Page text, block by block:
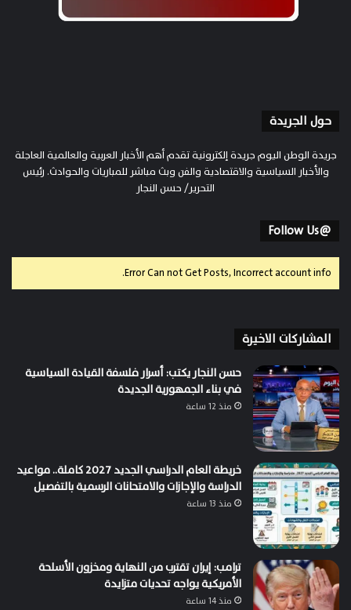
حول الجريدة
جريدة الوطن اليوم جريدة إلكترونية تقدم أهم الأخبار العربية والعالمية العاجلة
والأخبار السياسية والاقتصادية والفن وبث مباشر للمباريات والحوادث. رئيس
التحرير/ حسن النجار
@Follow Us
Error Can not Get Posts, Incorrect account info.
المشاركات الاخيرة
حسن النجار يكتب: أسرار فلسفة القيادة السياسية
في بناء الجمهورية الجديدة
منذ 12 ساعة
خريطة العام الدراسي الجديد 2027 كاملة.. مواعيد
الدراسة والإجازات والامتحانات الرسمية بالتفصيل
منذ 13 ساعة
ترامب: إيران تقترب من النهاية ومخزون الأسلحة
الأمريكية يواجه تحديات متزايدة
منذ 14 ساعة